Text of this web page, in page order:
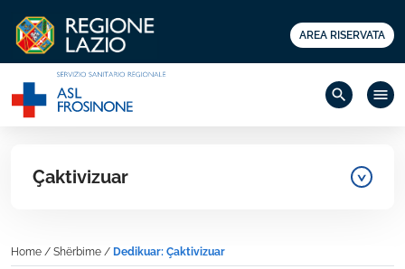
AREA RISERVATA
search menu
Çaktivizuar
Home / Shërbime / Dedikuar: Çaktivizuar